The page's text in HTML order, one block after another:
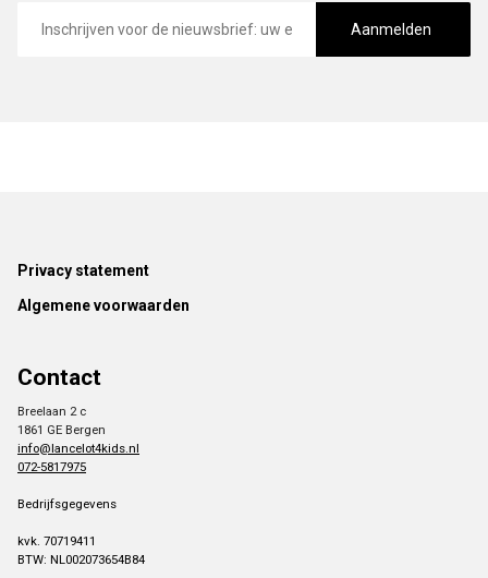
mailadres
Aanmelden
Footer
Privacy statement
Algemene voorwaarden
Contact
Breelaan 2 c
1861 GE Bergen
info@lancelot4kids.nl
072-5817975
Bedrijfsgegevens
kvk. 70719411
BTW: NL002073654B84